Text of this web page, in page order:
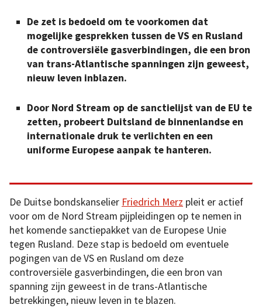
De zet is bedoeld om te voorkomen dat
mogelijke gesprekken tussen de VS en Rusland
de controversiële gasverbindingen, die een bron
van trans-Atlantische spanningen zijn geweest,
nieuw leven inblazen.
Door Nord Stream op de sanctielijst van de EU te
zetten, probeert Duitsland de binnenlandse en
internationale druk te verlichten en een
uniforme Europese aanpak te hanteren.
De Duitse bondskanselier Friedrich Merz pleit er actief
voor om de Nord Stream pijpleidingen op te nemen in
het komende sanctiepakket van de Europese Unie
tegen Rusland. Deze stap is bedoeld om eventuele
pogingen van de VS en Rusland om deze
controversiële gasverbindingen, die een bron van
spanning zijn geweest in de trans-Atlantische
betrekkingen, nieuw leven in te blazen.